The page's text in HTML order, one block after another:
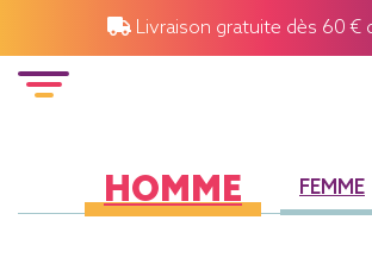
Livraison gratuite dès 60 €
HOMME FEMME